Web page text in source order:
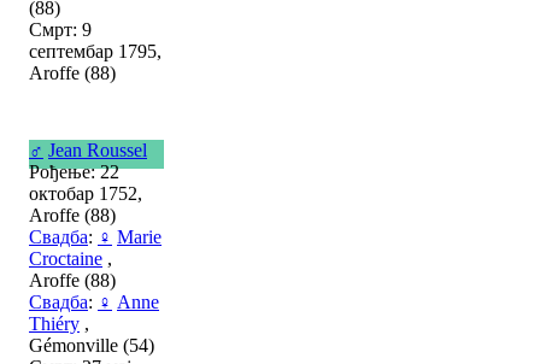
(88)
Смрт: 9
септембар 1795,
Aroffe (88)
♂ Jean Roussel
Рођење: 22
октобар 1752,
Aroffe (88)
Свадба: ♀ Marie
Croctaine ,
Aroffe (88)
Свадба: ♀ Anne
Thiéry ,
Gémonville (54)